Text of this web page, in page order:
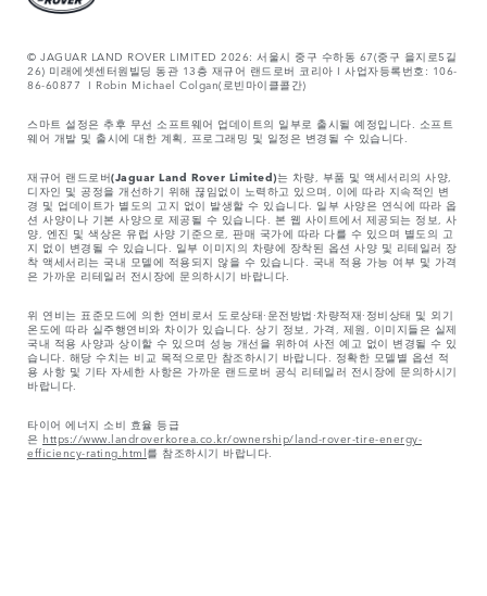
© JAGUAR LAND ROVER LIMITED 2026: 서울시 중구 수하동 67(중구 을지로5길
26) 미래에셋센터원빌딩 동관 13층 재규어 랜드로버 코리아 I 사업자등록번호: 106-
86-60877 I Robin Michael Colgan(로빈마이클콜간)
스마트 설정은 추후 무선 소프트웨어 업데이트의 일부로 출시될 예정입니다. 소프트
웨어 개발 및 출시에 대한 계획, 프로그래밍 및 일정은 변경될 수 있습니다.
재규어 랜드로버(Jaguar Land Rover Limited)는 차량, 부품 및 액세서리의 사양,
디자인 및 공정을 개선하기 위해 끊임없이 노력하고 있으며, 이에 따라 지속적인 변
경 및 업데이트가 별도의 고지 없이 발생할 수 있습니다. 일부 사양은 연식에 따라 옵
션 사양이나 기본 사양으로 제공될 수 있습니다. 본 웹 사이트에서 제공되는 정보, 사
양, 엔진 및 색상은 유럽 사양 기준으로, 판매 국가에 따라 다를 수 있으며 별도의 고
지 없이 변경될 수 있습니다. 일부 이미지의 차량에 장착된 옵션 사양 및 리테일러 장
착 액세서리는 국내 모델에 적용되지 않을 수 있습니다. 국내 적용 가능 여부 및 가격
은 가까운 리테일러 전시장에 문의하시기 바랍니다.
위 연비는 표준모드에 의한 연비로서 도로상태·운전방법·차량적재·정비상태 및 외기
온도에 따라 실주행연비와 차이가 있습니다. 상기 정보, 가격, 제원, 이미지들은 실제
국내 적용 사양과 상이할 수 있으며 성능 개선을 위하여 사전 예고 없이 변경될 수 있
습니다. 해당 수치는 비교 목적으로만 참조하시기 바랍니다. 정확한 모델별 옵션 적
용 사항 및 기타 자세한 사항은 가까운 랜드로버 공식 리테일러 전시장에 문의하시기
바랍니다.
타이어 에너지 소비 효율 등급
은 https://www.landroverkorea.co.kr/ownership/land-rover-tire-energy-
efficiency-rating.html를 참조하시기 바랍니다.